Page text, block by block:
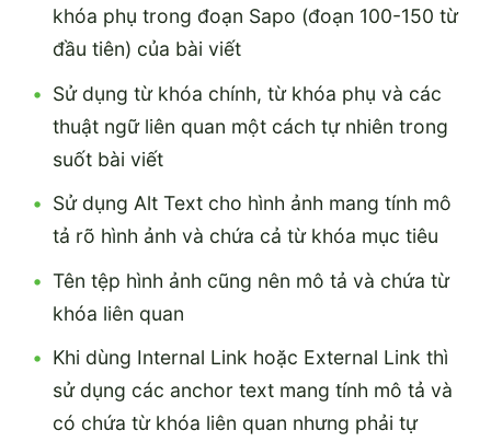
khóa phụ trong đoạn Sapo (đoạn 100-150 từ
đầu tiên) của bài viết
Sử dụng từ khóa chính, từ khóa phụ và các
thuật ngữ liên quan một cách tự nhiên trong
suốt bài viết
Sử dụng Alt Text cho hình ảnh mang tính mô
tả rõ hình ảnh và chứa cả từ khóa mục tiêu
Tên tệp hình ảnh cũng nên mô tả và chứa từ
khóa liên quan
Khi dùng Internal Link hoặc External Link thì
sử dụng các anchor text mang tính mô tả và
có chứa từ khóa liên quan nhưng phải tự